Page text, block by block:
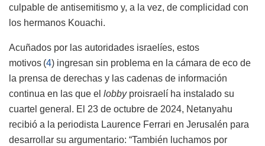
culpable de antisemitismo y, a la vez, de complicidad con
los hermanos Kouachi.
Acuñados por las autoridades israelíes, estos
motivos (4) ingresan sin problema en la cámara de eco de
la prensa de derechas y las cadenas de información
continua en las que el lobbyproisraelí ha instalado su
cuartel general. El 23 de octubre de 2024, Netanyahu
recibió a la periodista Laurence Ferrari en Jerusalén para
desarrollar su argumentario: “También luchamos por